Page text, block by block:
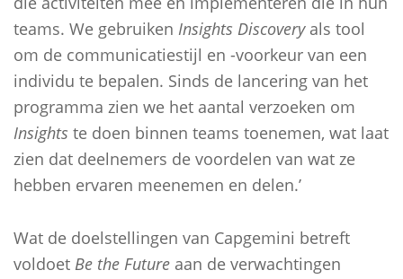
teams. We gebruiken Insights Discoveryals tool
om de communicatiestijl en -voorkeur van een
individu te bepalen. Sinds de lancering van het
programma zien we het aantal verzoeken om
Insights te doen binnen teams toenemen, wat laat
zien dat deelnemers de voordelen van wat ze
hebben ervaren meenemen en delen.’
Wat de doelstellingen van Capgemini betreft
voldoet Be the Future aan de verwachtingen